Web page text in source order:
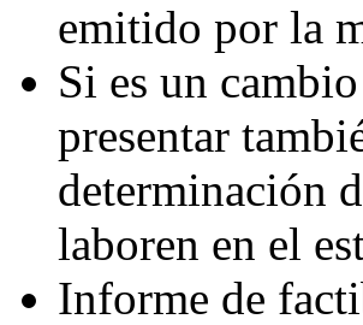
emitido por la
Si es un
presentar
determinación
laboren en el
Informe de